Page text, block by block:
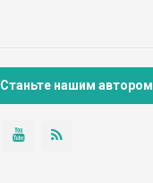
Станьте нашим автором